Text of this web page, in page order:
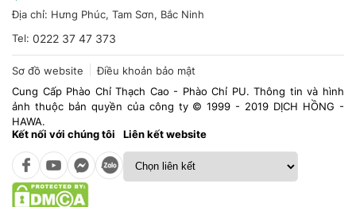
Địa chỉ: Hưng Phúc, Tam Sơn, Bắc Ninh
Tel: 0222 37 47 373
Sơ đồ website
Điều khoản bảo mật
Cung Cấp Phào Chỉ Thạch Cao - Phào Chỉ PU. Thông tin và hình
ảnh thuộc bản quyền của công ty © 1999 - 2019 DỊCH HỒNG -
HAWA.
Kết nối với chúng tôi
Liên kết website